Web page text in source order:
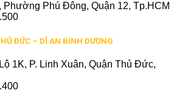
Phú Đông, Quận 12, Tp.HCM
ĐỨC – DĨ AN BÌNH DƯƠNG
1K, P. Linh Xuân, Quận Thủ Đức,